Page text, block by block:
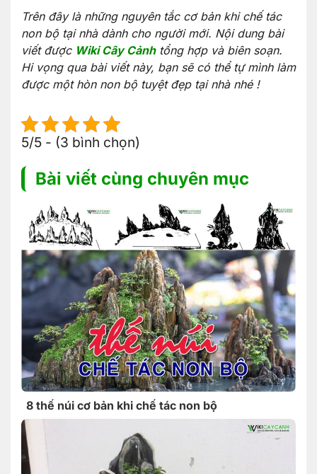
Trên đây là những nguyên tắc cơ bản khi chế tác
non bộ tại nhà dành cho người mới. Nội dung bài
viết được Wiki Cây Cảnhtổng hợp và biên soạn.
Hi vọng qua bài viết này, bạn sẽ có thể tự mình làm
được một hòn non bộ tuyệt đẹp tại nhà nhé !
5/5 - (3 bình chọn)
Bài viết cùng chuyên mục
8 thế núi cơ bản khi chế tác non bộ